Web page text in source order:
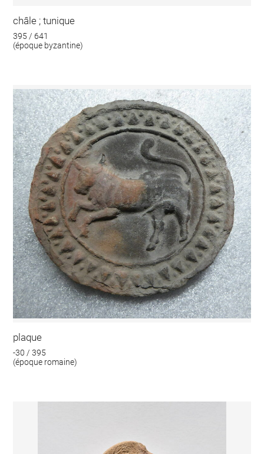
châle ; tunique
395 / 641
(époque byzantine)
plaque
-30 / 395
(époque romaine)